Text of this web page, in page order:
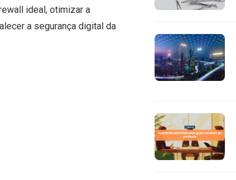
ideal, otimizar a
a segurança digital da